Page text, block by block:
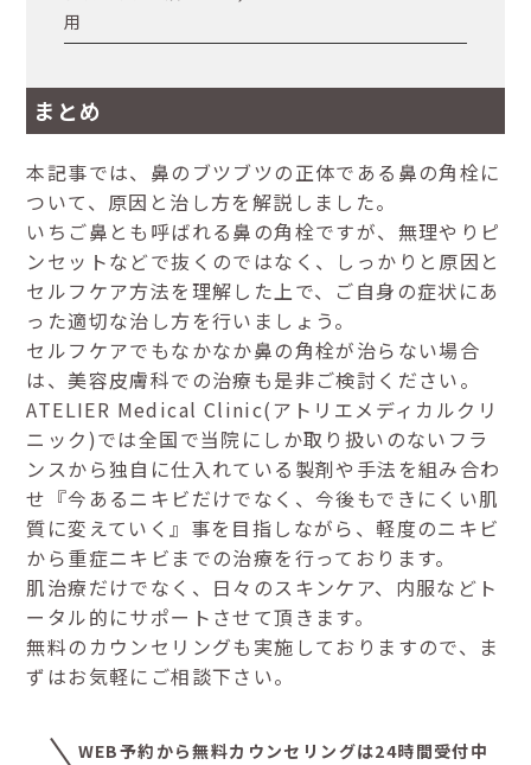
用
まとめ
本記事では、鼻のブツブツの正体である鼻の角栓に
ついて、原因と治し方を解説しました。
いちご鼻とも呼ばれる鼻の角栓ですが、無理やりピ
ンセットなどで抜くのではなく、しっかりと原因と
セルフケア方法を理解した上で、ご自身の症状にあ
った適切な治し方を行いましょう。
セルフケアでもなかなか鼻の角栓が治らない場合
は、美容皮膚科での治療も是非ご検討ください。
ATELIER Medical Clinic(アトリエメディカルクリ
ニック)では全国で当院にしか取り扱いのないフラ
ンスから独自に仕入れている製剤や手法を組み合わ
せ『今あるニキビだけでなく、今後もできにくい肌
質に変えていく』事を目指しながら、軽度のニキビ
から重症ニキビまでの治療を行っております。
肌治療だけでなく、日々のスキンケア、内服などト
ータル的にサポートさせて頂きます。
無料のカウンセリングも実施しておりますので、ま
ずはお気軽にご相談下さい。
WEB予約から無料カウンセリングは24時間受付中